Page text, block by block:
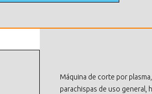
Máquina de corte por
parachispas de uso general,